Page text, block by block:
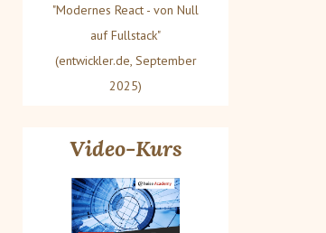
"Modernes React - von Null
auf Fullstack"
(entwickler.de, September
2025)
Video-Kurs